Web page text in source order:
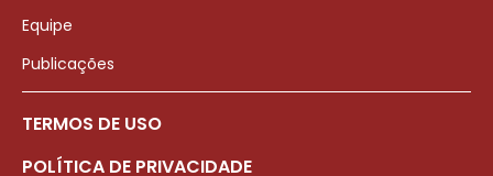
Equipe
Publicações
TERMOS DE USO
POLÍTICA DE PRIVACIDADE